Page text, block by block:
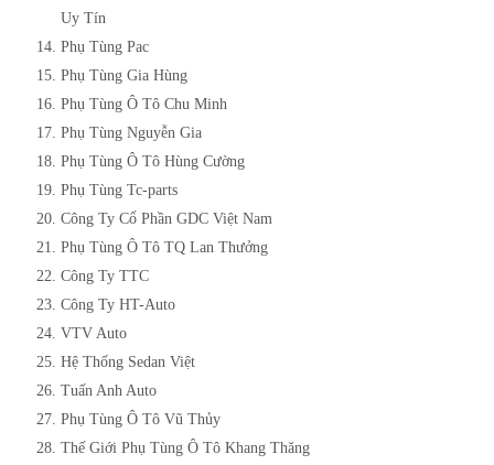
Uy Tín
Phụ Tùng Pac
Phụ Tùng Gia Hùng
Phụ Tùng Ô Tô Chu Minh
Phụ Tùng Nguyễn Gia
Phụ Tùng Ô Tô Hùng Cường
Phụ Tùng Tc-parts
Công Ty Cổ Phần GDC Việt Nam
Phụ Tùng Ô Tô TQ Lan Thưởng
Công Ty TTC
Công Ty HT-Auto
VTV Auto
Hệ Thống Sedan Việt
Tuấn Anh Auto
Phụ Tùng Ô Tô Vũ Thủy
Thế Giới Phụ Tùng Ô Tô Khang Thăng